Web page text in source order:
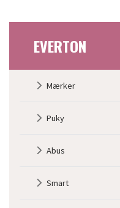
EVERTON
navigationMærker
Puky
Abus
Smart